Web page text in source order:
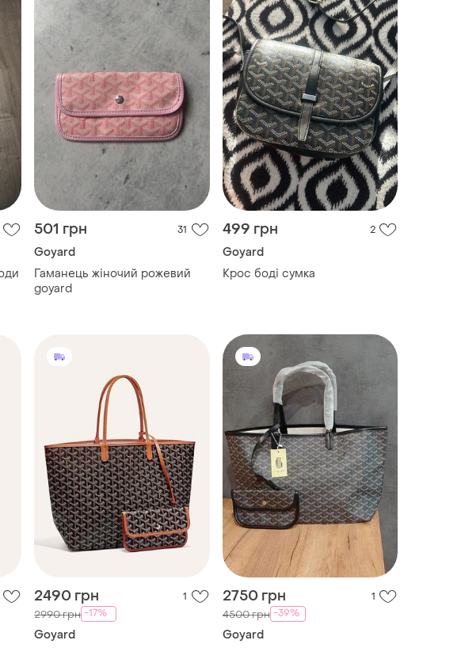
501 грн 31
Goyard
Гаманець жіночий рожевий
goyard
499 грн 2
Goyard
Крос боді сумка
2490 грн 1
2990 грн -17%
Goyard
2750 грн 1
4500 грн -39%
Goyard